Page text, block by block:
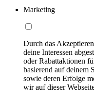
Marketing
Durch das
deine Interessen
oder Rabattaktionen
basierend auf deinem
sowie deren Erfolge
wir auf dieser